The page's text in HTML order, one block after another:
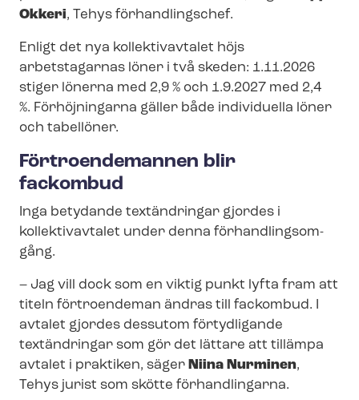
Okkeri, Tehys förhandlingschef.
Enligt det nya kollektivavtalet höjs
arbetstagarnas löner i två skeden: 1.11.2026
stiger lönerna med 2,9 % och 1.9.2027 med 2,4
%. Förhöjningarna gäller både individuella löner
och tabellöner.
Förtroendemannen blir
fackombud
Inga betydande textändringar gjordes i
kollektivavtalet under denna för­hand­lingsom­
gång.
– Jag vill dock som en viktig punkt lyfta fram att
titeln förtroendeman ändras till fackombud. I
avtalet gjordes dessutom förtydligande
textändringar som gör det lättare att tillämpa
avtalet i praktiken, säger Niina Nurminen,
Tehys jurist som skötte förhandlingarna.